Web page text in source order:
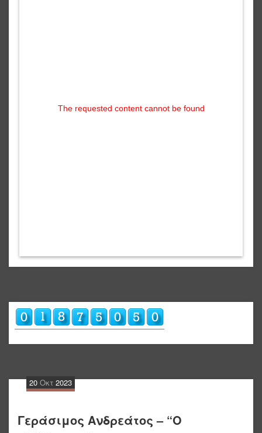
The requested content cannot be found
20 Οκτ 2023
Γεράσιμος Ανδρεάτος – “Ο